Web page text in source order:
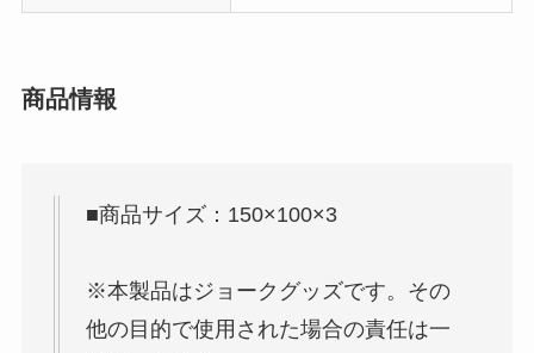
商品情報
■商品サイズ：150×100×3
※本製品はジョークグッズです。その
他の目的で使用された場合の責任は一